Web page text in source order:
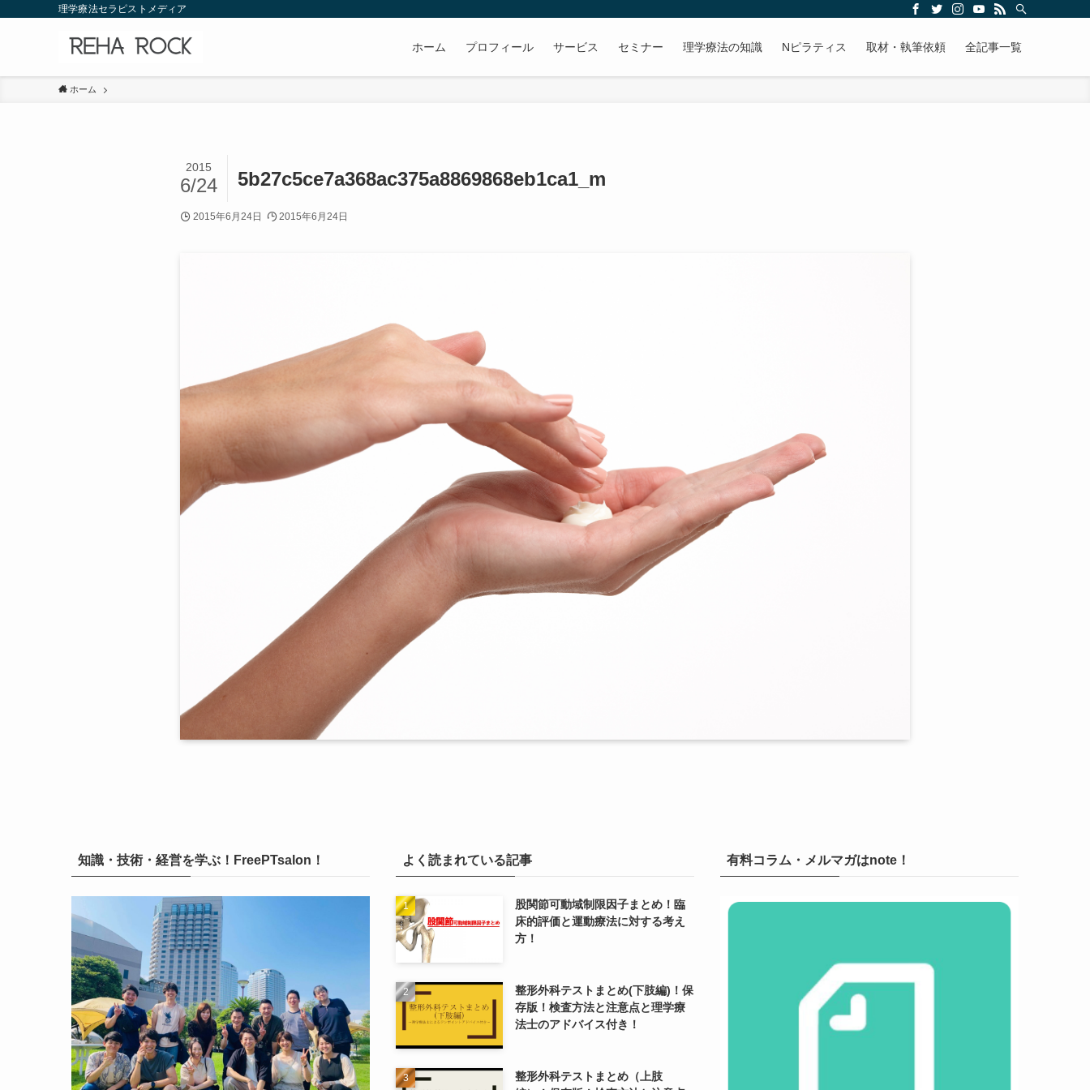
理学療法セラピストメディア
ホーム プロフィール サービス セミナー 理学療法の知識 Nピラティス 取材・執筆依頼 全記事一覧
ホーム
5b27c5ce7a368ac375a8869868eb1ca1_m
2015
6/24
2015年6月24日 2015年6月24日
知識・技術・経営を学ぶ！FreePTsalon！ よく読まれている記事
股関節可動域制限因子まとめ！臨
床的評価と運動療法に対する考え
方！
整形外科テストまとめ(下肢編)！保
存版！検査方法と注意点と理学療
法士のアドバイス付き！
整形外科テストまとめ（上肢
有料コラム・メルマガはnote！